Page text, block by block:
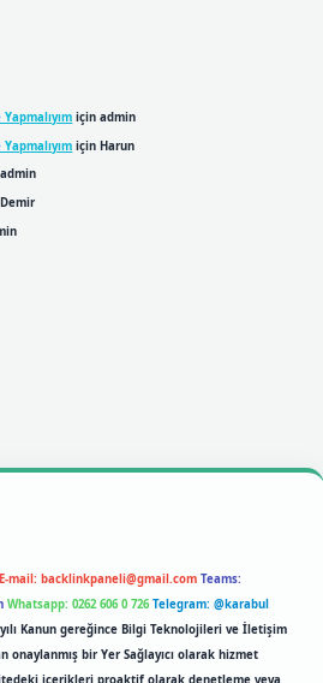
içinadmin
içinHarun
admin
Demir
E-mail: backlinkpaneli@gmail.com Teams:
Whatsapp: 0262 606 0 726 Telegram: @karabul
Kanun gereğince Bilgi Teknolojileri ve İletişim
onaylanmış bir Yer Sağlayıcı olarak hizmet